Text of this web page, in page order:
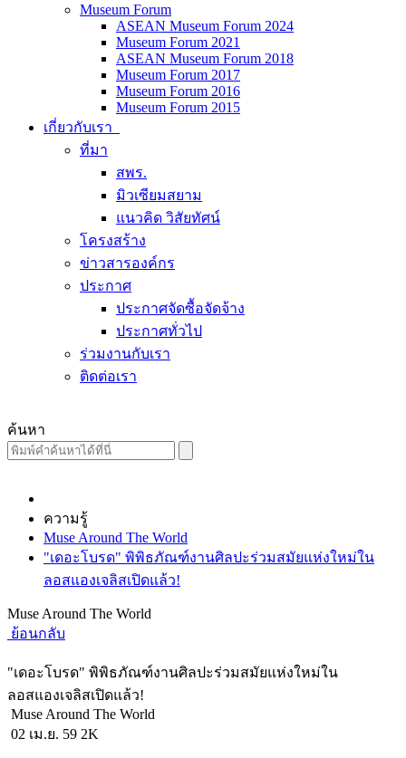
Museum Forum
ASEAN Museum Forum 2024
Museum Forum 2021
ASEAN Museum Forum 2018
Museum Forum 2017
Museum Forum 2016
Museum Forum 2015
เกี่ยวกับเรา
ที่มา
สพร.
มิวเซียมสยาม
แนวคิด วิสัยทัศน์
โครงสร้าง
ข่าวสารองค์กร
ประกาศ
ประกาศจัดซื้อจัดจ้าง
ประกาศทั่วไป
ร่วมงานกับเรา
ติดต่อเรา
ค้นหา
ความรู้
Muse Around The World
"เดอะโบรด" พิพิธภัณฑ์งานศิลปะร่วมสมัยแห่งใหม่ใน
ลอสแองเจลิสเปิดแล้ว!
Muse Around The World
ย้อนกลับ
"เดอะโบรด" พิพิธภัณฑ์งานศิลปะร่วมสมัยแห่งใหม่ใน
ลอสแองเจลิสเปิดแล้ว!
Muse Around The World
02 เม.ย. 59 2K